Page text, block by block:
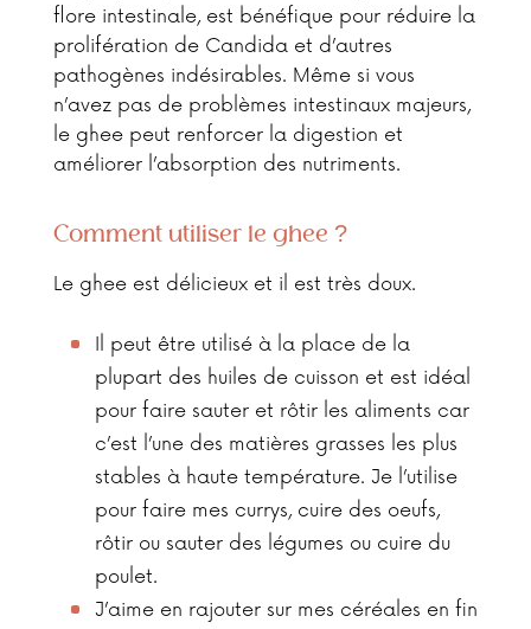
flore intestinale, est bénéfique pour réduire la
prolifération de Candida et d’autres
pathogènes indésirables. Même si vous
n’avez pas de problèmes intestinaux majeurs,
le ghee peut renforcer la digestion et
améliorer l’absorption des nutriments.
Comment utiliser le ghee ?
Le ghee est délicieux et il est très doux.
Il peut être utilisé à la place de la
plupart des huiles de cuisson et est idéal
pour faire sauter et rôtir les aliments car
c’est l’une des matières grasses les plus
stables à haute température. Je l’utilise
pour faire mes currys, cuire des oeufs,
rôtir ou sauter des légumes ou cuire du
poulet.
J’aime en rajouter sur mes céréales en fin